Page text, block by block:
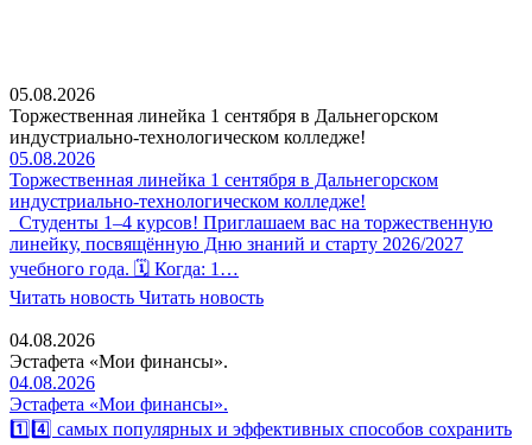
05.08.2026
Торжественная линейка 1 сентября в Дальнегорском
индустриально-технологическом колледже!
05.08.2026
Торжественная линейка 1 сентября в Дальнегорском
индустриально-технологическом колледже!
Студенты 1–4 курсов! Приглашаем вас на торжественную
линейку, посвящённую Дню знаний и старту 2026/2027
учебного года. 🗓 Когда: 1…
Читать новость Читать новость
04.08.2026
Эстафета «Мои финансы».
04.08.2026
Эстафета «Мои финансы».
1️⃣4️⃣ самых популярных и эффективных способов сохранить